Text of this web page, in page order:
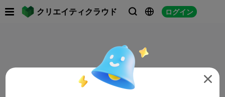
クリエイティクラウド   ログイン
